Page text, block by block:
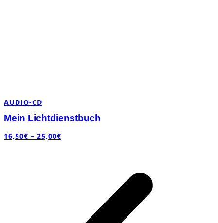
AUDIO-CD
Mein Lichtdienstbuch
16,50€ – 25,00€